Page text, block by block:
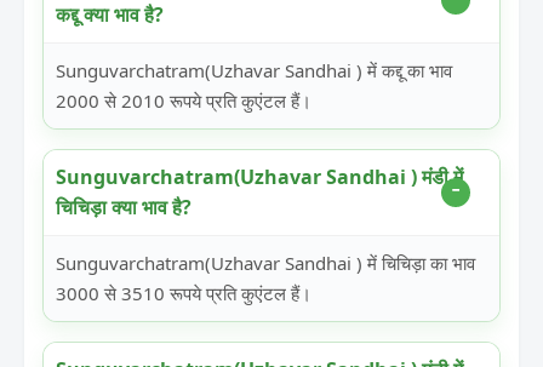
कद्दू क्या भाव है?
Sunguvarchatram(Uzhavar Sandhai ) में कद्दू का भाव
2000 से 2010 रूपये प्रति कुएंटल हैं।
Sunguvarchatram(Uzhavar Sandhai ) मंडी में
चिचिड़ा क्या भाव है?
Sunguvarchatram(Uzhavar Sandhai ) में चिचिड़ा का भाव
3000 से 3510 रूपये प्रति कुएंटल हैं।